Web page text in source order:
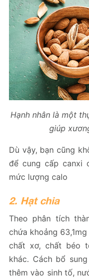
Hạnh nhân là một
giúp
Dù vậy, bạn cũng
để cung cấp canxi
mức lượng calo
2. Hạt chia
Theo phân tích
chứa khoảng
chất xơ, chất béo
khác. Cách bổ
thêm vào sinh tố,